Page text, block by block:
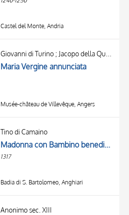
Castel del Monte, Andria
Maria Vergine annunciata
Musée-château de Villevêque, Angers
Tino di Camaino
Madonna con Bambino benedicente
1317
Badia di S. Bartolomeo, Anghiari
Anonimo sec. XIII